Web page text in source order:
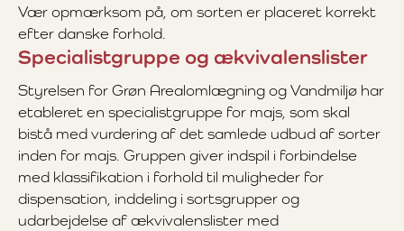
Vær opmærksom på, om sorten er placeret korrekt
efter danske forhold.
Specialistgruppe og ækvivalenslister
Styrelsen for Grøn Arealomlægning og Vandmiljø har
etableret en specialistgruppe for majs, som skal
bistå med vurdering af det samlede udbud af sorter
inden for majs. Gruppen giver indspil i forbindelse
med klassifikation i forhold til muligheder for
dispensation, inddeling i sortsgrupper og
udarbejdelse af ækvivalenslister med